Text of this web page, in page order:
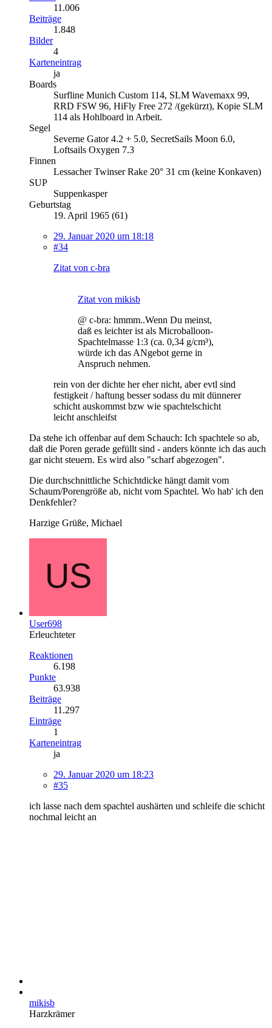
11.006
Beiträge
1.848
Bilder
4
Karteneintrag
ja
Boards
Surfline Munich Custom 114, SLM Wavemaxx 99,
RRD FSW 96, HiFly Free 272 /(gekürzt), Kopie SLM
114 als Hohlboard in Arbeit.
Segel
Severne Gator 4.2 + 5.0, SecretSails Moon 6.0,
Loftsails Oxygen 7.3
Finnen
Lessacher Twinser Rake 20° 31 cm (keine Konkaven)
SUP
Suppenkasper
Geburtstag
19. April 1965 (61)
29. Januar 2020 um 18:18
#34
Zitat von c-bra
Zitat von mikisb
@ c-bra: hmmm..Wenn Du meinst,
daß es leichter ist als Microballoon-
Spachtelmasse 1:3 (ca. 0,34 g/cm³),
würde ich das ANgebot gerne in
Anspruch nehmen.
rein von der dichte her eher nicht, aber evtl sind
festigkeit / haftung besser sodass du mit dünnerer
schicht auskommst bzw wie spachtelschicht
leicht anschleifst
Da stehe ich offenbar auf dem Schauch: Ich spachtele so ab,
daß die Poren gerade gefüllt sind - anders könnte ich das auch
gar nicht steuern. Es wird also "scharf abgezogen".
Die durchschnittliche Schichtdicke hängt damit vom
Schaum/Porengröße ab, nicht vom Spachtel. Wo hab' ich den
Denkfehler?
Harzige Grüße, Michael
User698
Erleuchteter
Reaktionen
6.198
Punkte
63.938
Beiträge
11.297
Einträge
1
Karteneintrag
ja
29. Januar 2020 um 18:23
#35
ich lasse nach dem spachtel aushärten und schleife die schicht
nochmal leicht an
mikisb
Harzkrämer